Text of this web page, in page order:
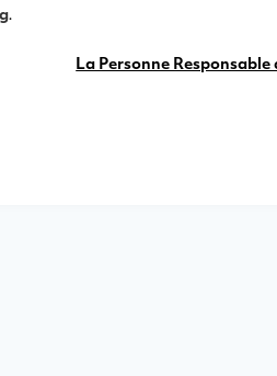
.
La Personne Responsable